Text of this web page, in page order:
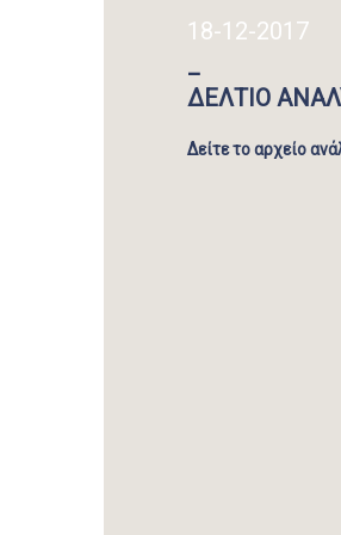
18-12-2017
_
ΔΕΛΤΙΟ
Δείτε το αρχείο